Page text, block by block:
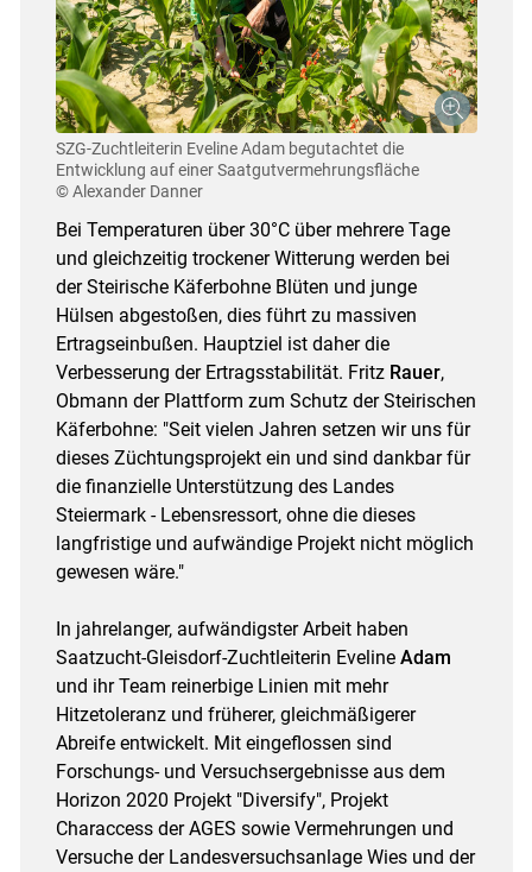
Skip to main content
SZG-Zuchtleiterin Eveline Adam begutachtet die
Entwicklung auf einer Saatgutvermehrungsfläche
© Alexander Danner
Bei Temperaturen über 30°C über mehrere Tage
und gleichzeitig trockener Witterung werden bei
der Steirische Käferbohne Blüten und junge
Hülsen abgestoßen, dies führt zu massiven
Ertragseinbußen. Hauptziel ist daher die
Verbesserung der Ertragsstabilität. Fritz Rauer,
Obmann der Plattform zum Schutz der Steirischen
Käferbohne: "Seit vielen Jahren setzen wir uns für
dieses Züchtungsprojekt ein und sind dankbar für
die finanzielle Unterstützung des Landes
Steiermark - Lebensressort, ohne die dieses
langfristige und aufwändige Projekt nicht möglich
gewesen wäre."
In jahrelanger, aufwändigster Arbeit haben
Saatzucht-Gleisdorf-Zuchtleiterin Eveline Adam
und ihr Team reinerbige Linien mit mehr
Hitzetoleranz und früherer, gleichmäßigerer
Abreife entwickelt. Mit eingeflossen sind
Forschungs- und Versuchsergebnisse aus dem
Horizon 2020 Projekt "Diversify", Projekt
Characcess der AGES sowie Vermehrungen und
Versuche der Landesversuchsanlage Wies und der